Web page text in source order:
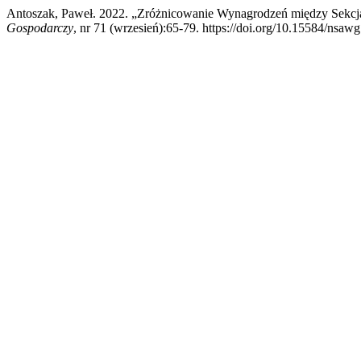
Antoszak, Paweł. 2022. „Zróżnicowanie Wynagrodzeń między
Gospodarczy, nr 71 (wrzesień):65-79. https://doi.org/10.15584/